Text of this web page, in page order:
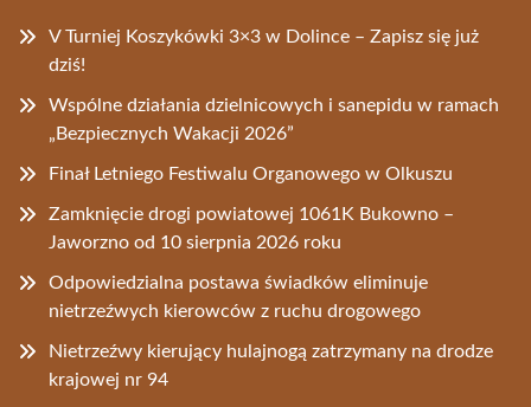
V Turniej Koszykówki 3×3 w Dolince – Zapisz się już
dziś!
Wspólne działania dzielnicowych i sanepidu w ramach
„Bezpiecznych Wakacji 2026”
Finał Letniego Festiwalu Organowego w Olkuszu
Zamknięcie drogi powiatowej 1061K Bukowno –
Jaworzno od 10 sierpnia 2026 roku
Odpowiedzialna postawa świadków eliminuje
nietrzeźwych kierowców z ruchu drogowego
Nietrzeźwy kierujący hulajnogą zatrzymany na drodze
krajowej nr 94